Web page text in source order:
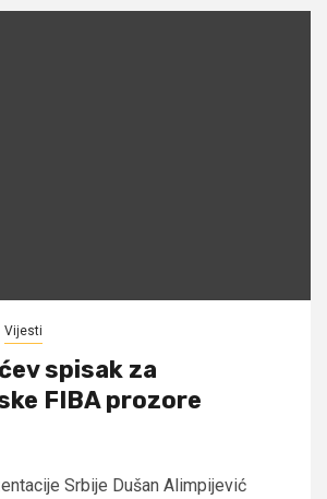
Vijesti
spisak za
FIBA prozore
Srbije Dušan Alimpijević